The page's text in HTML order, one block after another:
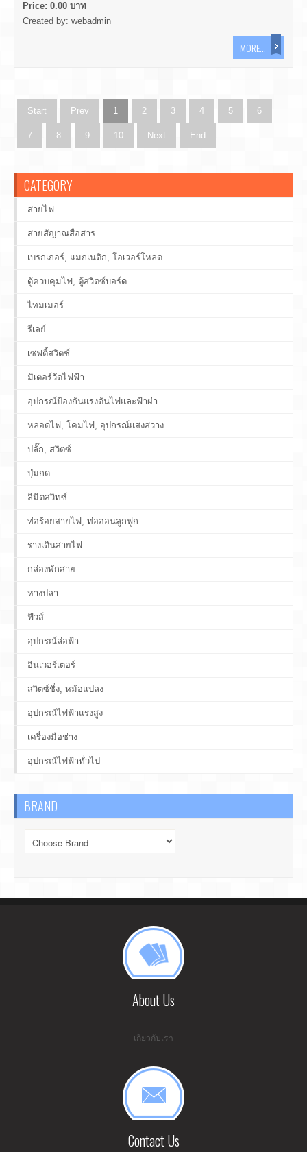
Price: 0.00 บาท
Created by: webadmin
MORE...
Start Prev 1 2 3 4 5 6
7 8 9 10 Next End
CATEGORY
สายไฟ
สายสัญาณสื่อสาร
เบรกเกอร์, แมกเนติก, โอเวอร์โหลด
ตู้ควบคุมไฟ, ตู้สวิตซ์บอร์ด
ไทมเมอร์
รีเลย์
เซฟตี้สวิตซ์
มิเตอร์วัดไฟฟ้า
อุปกรณ์ป้องกันแรงดันไฟและฟ้าผ่า
หลอดไฟ, โคมไฟ, อุปกรณ์แสงสว่าง
ปลั๊ก, สวิตซ์
ปุ่มกด
ลิมิตสวิทซ์
ท่อร้อยสายไฟ, ท่ออ่อนลูกฟูก
รางเดินสายไฟ
กล่องพักสาย
หางปลา
ฟิวส์
อุปกรณ์ล่อฟ้า
อินเวอร์เตอร์
สวิตซ์ชิ่ง, หม้อแปลง
อุปกรณ์ไฟฟ้าแรงสูง
เครื่องมือช่าง
อุปกรณ์ไฟฟ้าทั่วไป
BRAND
About Us
เกี่ยวกับเรา
Contact Us